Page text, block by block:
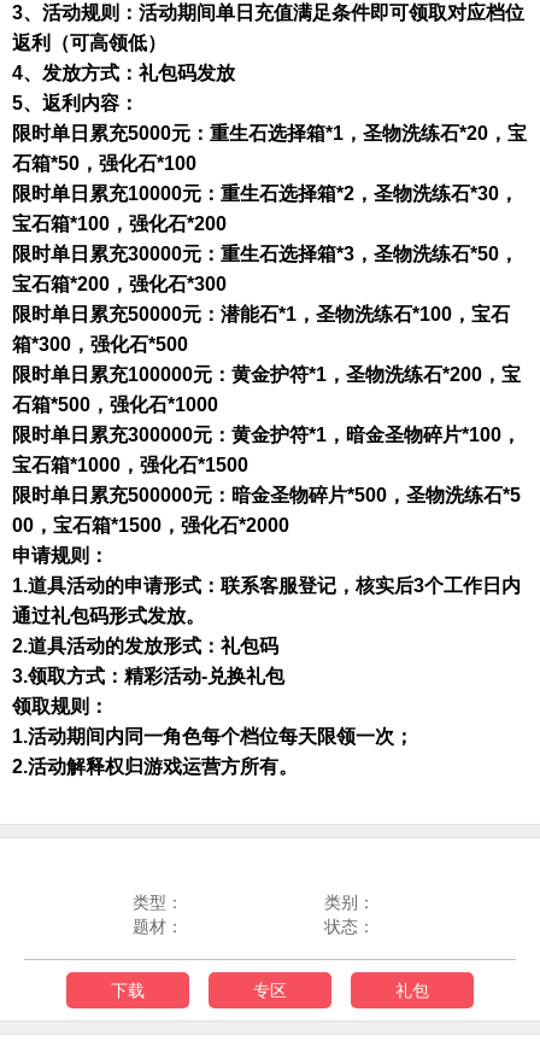
3、活动规则：活动期间单日充值满足条件即可领取对应档位
返利（可高领低）
4、发放方式：礼包码发放
5、返利内容：
限时单日累充5000元：重生石选择箱*1，圣物洗练石*20，宝
石箱*50，强化石*100
限时单日累充10000元：重生石选择箱*2，圣物洗练石*30，
宝石箱*100，强化石*200
限时单日累充30000元：重生石选择箱*3，圣物洗练石*50，
宝石箱*200，强化石*300
限时单日累充50000元：潜能石*1，圣物洗练石*100，宝石
箱*300，强化石*500
限时单日累充100000元：黄金护符*1，圣物洗练石*200，宝
石箱*500，强化石*1000
限时单日累充300000元：黄金护符*1，暗金圣物碎片*100，
宝石箱*1000，强化石*1500
限时单日累充500000元：暗金圣物碎片*500，圣物洗练石*5
00，宝石箱*1500，强化石*2000
申请规则 ：
1.道具活动的申请形式： 联系客服登记，核实后3个工作日内
通过礼包码形式发放。
2.道具活动的发放形式 ：礼包码
3.领取方式： 精彩活动-兑换礼包
领取规则：
1.活动期间内同一角色每个档位每天限领一次；
2.活动解释权归游戏运营方所有。
类型：
类别：
题材：
状态：
下载 专区 礼包